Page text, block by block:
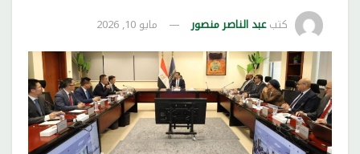
كتبعبد الناصر منصور مايو 10, 2026